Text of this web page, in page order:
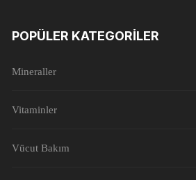
POPÜLER KATEGORILER
Mineraller
Vitaminler
Vücut Bakım